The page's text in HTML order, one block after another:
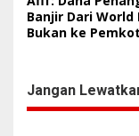
a
v
g
a
Banjir Dari World
Bukan ke
Jangan